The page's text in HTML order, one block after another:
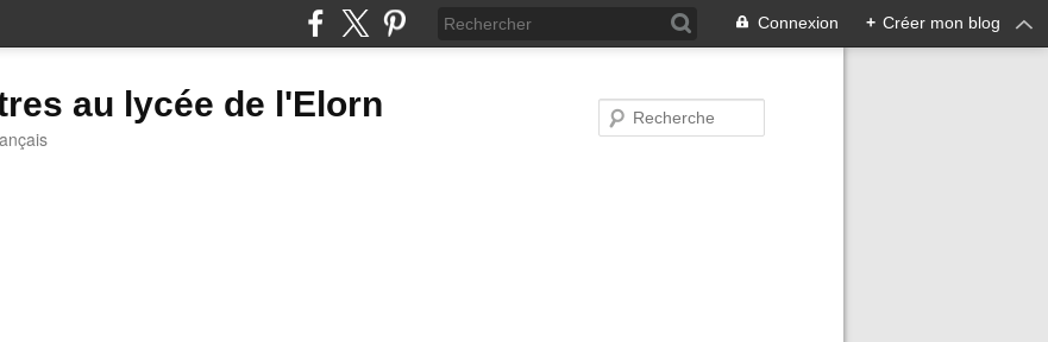
Connexion + Créer mon blog
au lycée de l'Elorn